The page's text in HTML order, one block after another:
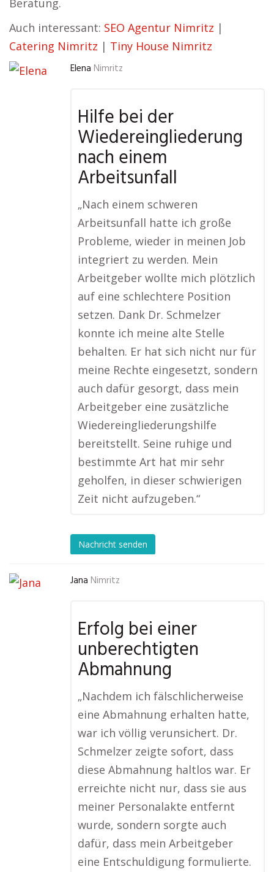
Beratung.
Auch interessant: SEO Agentur Nimritz |
Catering Nimritz | Tiny House Nimritz
Elena Nimritz
Hilfe bei der
Wiedereingliederung
nach einem
Arbeitsunfall
„Nach einem schweren
Arbeitsunfall hatte ich große
Probleme, wieder in meinen Job
integriert zu werden. Mein
Arbeitgeber wollte mich plötzlich
auf eine schlechtere Position
setzen. Dank Dr. Schmelzer
konnte ich meine alte Stelle
behalten. Er hat sich nicht nur für
meine Rechte eingesetzt, sondern
auch dafür gesorgt, dass mein
Arbeitgeber eine zusätzliche
Wiedereingliederungshilfe
bereitstellt. Seine ruhige und
bestimmte Art hat mir sehr
geholfen, in dieser schwierigen
Zeit nicht aufzugeben.“
Nachricht senden
Jana Nimritz
Erfolg bei einer
unberechtigten
Abmahnung
„Nachdem ich fälschlicherweise
eine Abmahnung erhalten hatte,
war ich völlig verunsichert. Dr.
Schmelzer zeigte sofort, dass
diese Abmahnung haltlos war. Er
erreichte nicht nur, dass sie aus
meiner Personalakte entfernt
wurde, sondern sorgte auch
dafür, dass mein Arbeitgeber
eine Entschuldigung formulierte.